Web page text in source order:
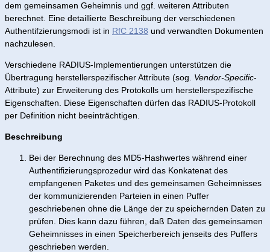
dem gemeinsamen Geheimnis und ggf. weiteren Attributen
berechnet. Eine detaillierte Beschreibung der verschiedenen
Authentifzierungsmodi ist in RfC 2138 und verwandten Dokumenten
nachzulesen.
Verschiedene RADIUS-Implementierungen unterstützen die
Übertragung herstellerspezifischer Attribute (sog. Vendor-Specific-
Attribute) zur Erweiterung des Protokolls um herstellerspezifische
Eigenschaften. Diese Eigenschaften dürfen das RADIUS-Protokoll
per Definition nicht beeinträchtigen.
Beschreibung
Bei der Berechnung des MD5-Hashwertes während einer
Authentifizierungsprozedur wird das Konkatenat des
empfangenen Paketes und des gemeinsamen Geheimnisses
der kommunizierenden Parteien in einen Puffer
geschriebenen ohne die Länge der zu speichernden Daten zu
prüfen. Dies kann dazu führen, daß Daten des gemeinsamen
Geheimnisses in einen Speicherbereich jenseits des Puffers
geschrieben werden.